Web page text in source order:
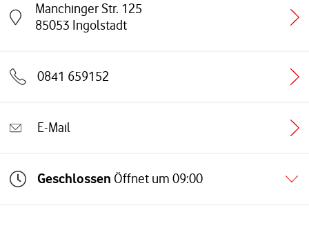
Manchinger Str. 125
85053 Ingolstadt
Link öffnet in einem neuen Tab
0841 659152
E-Mail
Geschlossen Öffnet um 09:00